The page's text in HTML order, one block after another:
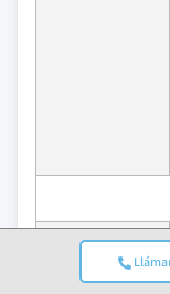
Mercado mas
Region de mas